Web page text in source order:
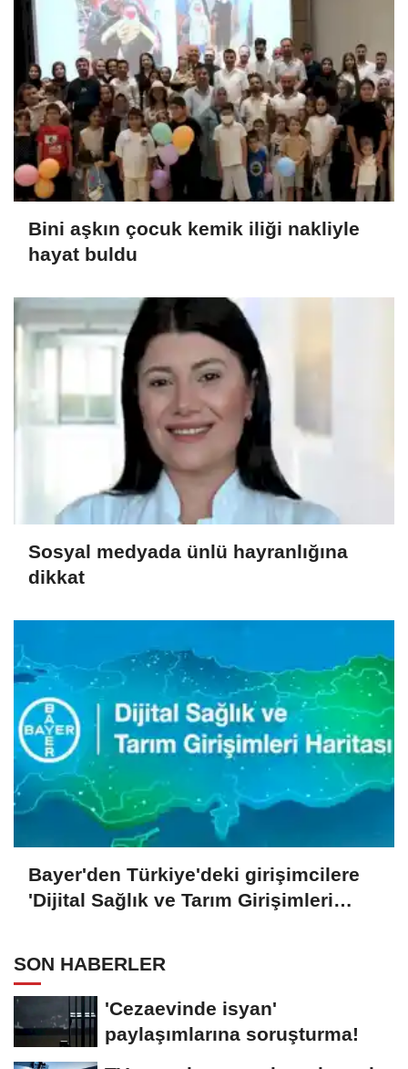
Bini aşkın çocuk kemik iliği nakliyle
hayat buldu
Sosyal medyada ünlü hayranlığına
dikkat
Bayer'den Türkiye'deki girişimcilere
'Dijital Sağlık ve Tarım Girişimleri
SON HABERLER
'Cezaevinde isyan'
paylaşımlarına soruşturma!